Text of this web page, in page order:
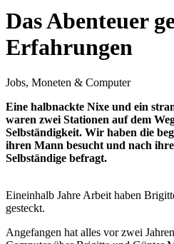
Das Abenteuer
Erfahrungen
Jobs, Moneten & Computer
Eine halbnackte Nixe und ein
waren zwei Stationen auf dem
Selbständigkeit. Wir haben die
ihren Mann besucht und nach
Selbständige befragt.
Eineinhalb Jahre Arbeit haben
gesteckt.
Angefangen hat alles vor zwei